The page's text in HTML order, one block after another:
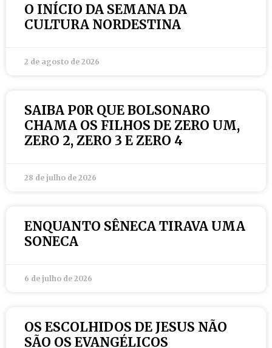
O INÍCIO DA SEMANA DA
CULTURA NORDESTINA
2 de agosto de 2026
SAIBA P0R QUE BOLSONARO
CHAMA OS FILHOS DE ZERO UM,
ZERO 2, ZERO 3 E ZERO 4
28 de julho de 2026
ENQUANTO SÊNECA TIRAVA UMA
SONECA
6 de julho de 2026
OS ESCOLHIDOS DE JESUS NÃO
SÃO OS EVANGÉLICOS